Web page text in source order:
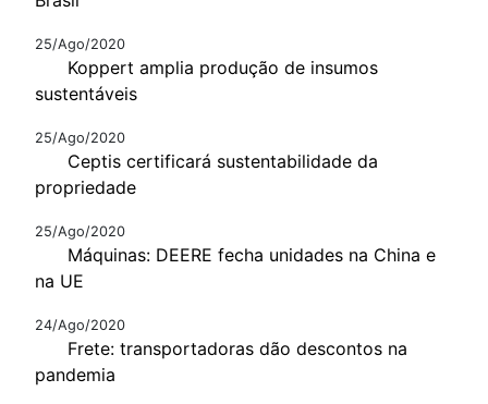
25/Ago/2020
Koppert amplia produção de insumos
sustentáveis
25/Ago/2020
Ceptis certificará sustentabilidade da
propriedade
25/Ago/2020
Máquinas: DEERE fecha unidades na China e
na UE
24/Ago/2020
Frete: transportadoras dão descontos na
pandemia